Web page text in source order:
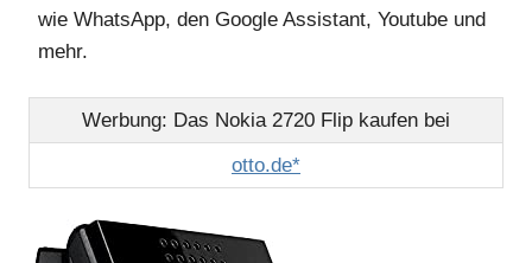
wie WhatsApp, den Google Assistant, Youtube und
mehr.
Werbung: Das Nokia 2720 Flip kaufen bei
otto.de*